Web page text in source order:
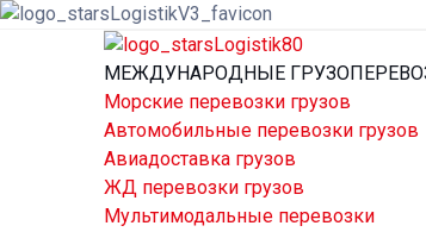
МЕЖДУНАРОДНЫЕ
Морские перевозки грузов
Автомобильные перевозки грузов
Авиадоставка грузов
ЖД перевозки грузов
Мультимодальные перевозки